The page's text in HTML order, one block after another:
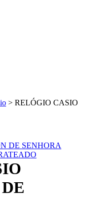
> RELÓGIO CASIO
DE SENHORA